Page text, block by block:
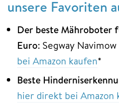
unsere Favoriten
Der beste Mähroboter
Euro: Segway
bei Amazon kaufen*
Beste
hier direkt bei Amazon